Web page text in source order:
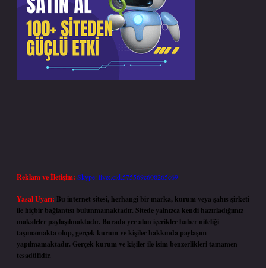
Reklam ve İletişim: Skype: live:.cid.575569c608265c69
Yasal Uyarı: Bu internet sitesi, herhangi bir marka, kurum veya şahıs şirketi
ile hiçbir bağlantısı bulunmamaktadır. Sitede yalnızca kendi hazırladığımız
makaleler paylaşılmaktadır. Burada yer alan içerikler haber niteliği
taşımamakta olup, gerçek kurum ve kişiler hakkında paylaşım
yapılmamaktadır. Gerçek kurum ve kişiler ile isim benzerlikleri tamamen
tesadüfidir.